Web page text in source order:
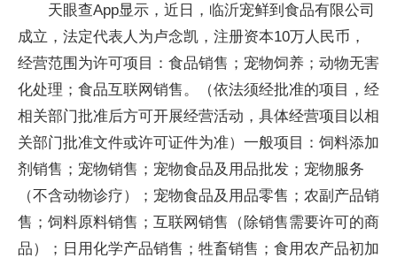
天眼查App显示，近日，临沂宠鲜到食品有限公司
成立，法定代表人为卢念凯，注册资本10万人民币，
经营范围为许可项目：食品销售；宠物饲养；动物无害
化处理；食品互联网销售。（依法须经批准的项目，经
相关部门批准后方可开展经营活动，具体经营项目以相
关部门批准文件或许可证件为准）一般项目：饲料添加
剂销售；宠物销售；宠物食品及用品批发；宠物服务
（不含动物诊疗）；宠物食品及用品零售；农副产品销
售；饲料原料销售；互联网销售（除销售需要许可的商
品）；日用化学产品销售；牲畜销售；食用农产品初加